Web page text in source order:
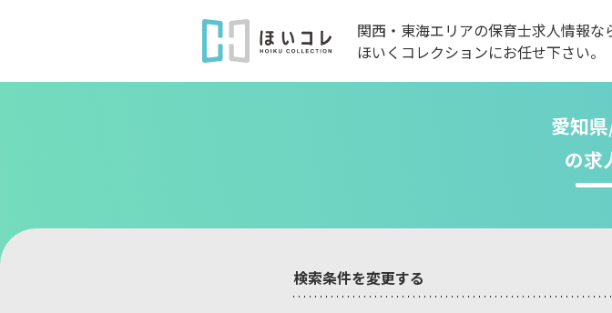
関西・東海エリアの保育士求人情報な
ほいくコレクションにお任せ下さい。
愛知
の求
検索条件を変更する